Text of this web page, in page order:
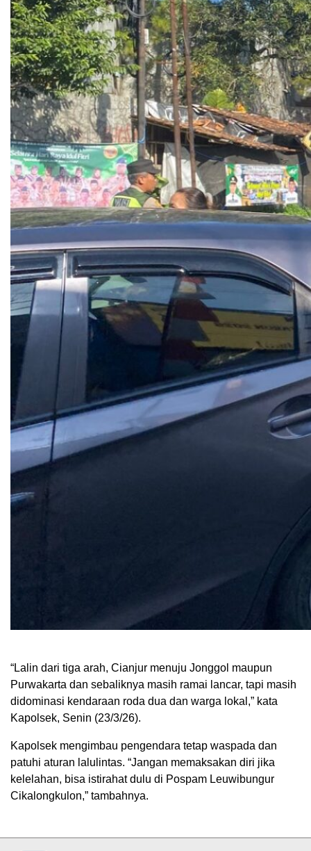
“Lalin dari tiga arah, Cianjur menuju Jonggol maupun
Purwakarta dan sebaliknya masih ramai lancar, tapi masih
didominasi kendaraan roda dua dan warga lokal,” kata
Kapolsek, Senin (23/3/26).
Kapolsek mengimbau pengendara tetap waspada dan
patuhi aturan lalulintas. “Jangan memaksakan diri jika
kelelahan, bisa istirahat dulu di Pospam Leuwibungur
Cikalongkulon,” tambahnya.